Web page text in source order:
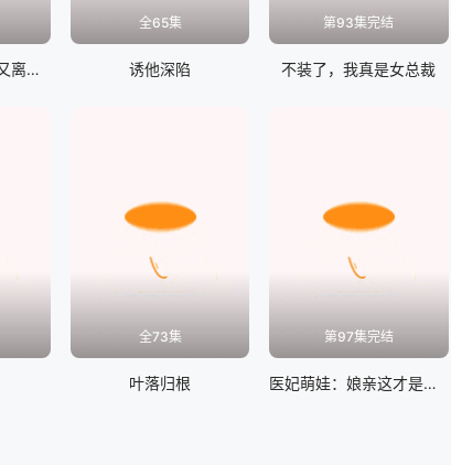
报告傅总！太太她又离家出走了
全65集
诱他深陷
第93集完结
不装了，我真是女总裁
全73集
叶落归根
第97集完结
医妃萌娃：娘亲这才是我爹爹